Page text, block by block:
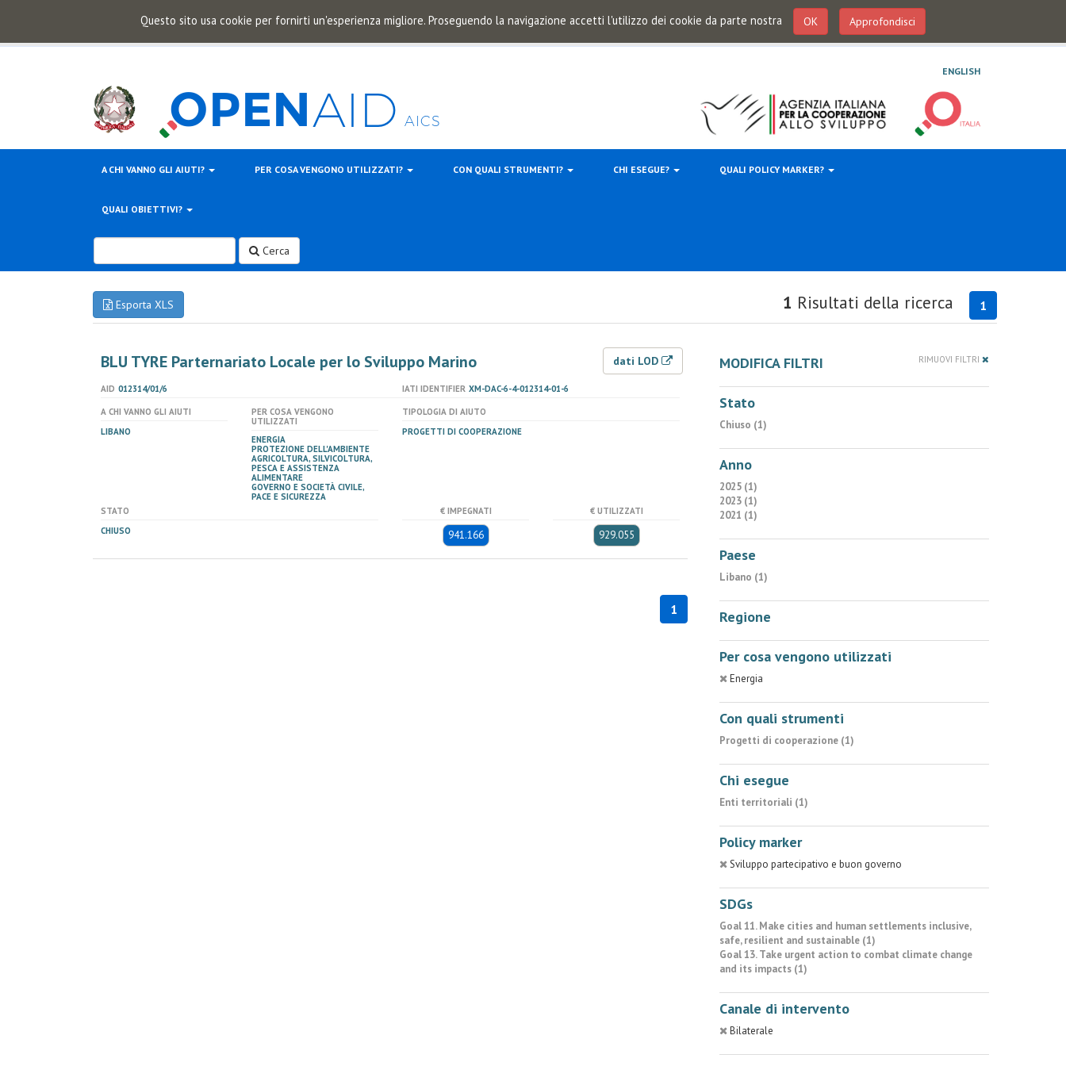
Questo sito usa cookie per fornirti un'esperienza migliore. Proseguendo la navigazione accetti l'utilizzo dei cookie da parte nostra OK Approfondisci
ENGLISH
A CHI VANNO GLI AIUTI? PER COSA VENGONO UTILIZZATI? CON QUALI STRUMENTI? CHI ESEGUE? QUALI POLICY MARKER?
QUALI OBIETTIVI?
Cerca
Esporta XLS 1
1 Risultati della ricerca
BLU TYRE Parternariato Locale per lo Sviluppo Marino dati LOD
AID 012314/01/6 IATI IDENTIFIER XM-DAC-6-4-012314-01-6
A CHI VANNO GLI AIUTI
LIBANO
PER COSA VENGONO
UTILIZZATI
ENERGIA
PROTEZIONE DELL'AMBIENTE
AGRICOLTURA, SILVICOLTURA,
PESCA E ASSISTENZA
ALIMENTARE
GOVERNO E SOCIETÀ CIVILE,
PACE E SICUREZZA
TIPOLOGIA DI AIUTO
PROGETTI DI COOPERAZIONE
STATO
CHIUSO
€ IMPEGNATI
941.166
€ UTILIZZATI
929.055
1
MODIFICA FILTRI RIMUOVI FILTRI
Stato
Chiuso (1)
Anno
2025 (1)
2023 (1)
2021 (1)
Paese
Libano (1)
Regione
Per cosa vengono utilizzati
Energia
Con quali strumenti
Progetti di cooperazione (1)
Chi esegue
Enti territoriali (1)
Policy marker
Sviluppo partecipativo e buon governo
SDGs
Goal 11. Make cities and human settlements inclusive,
safe, resilient and sustainable (1)
Goal 13. Take urgent action to combat climate change
and its impacts (1)
Canale di intervento
Bilaterale